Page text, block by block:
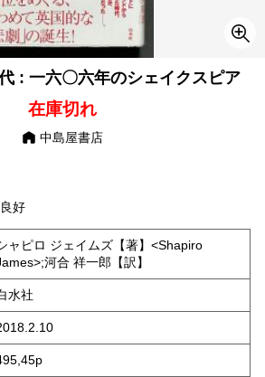
: 一六〇六年のシェイクスピア
在庫切れ
中島屋書店
好
ャピロ ジェイムズ【著】<Shapiro
河合 祥一郎【訳】
水社